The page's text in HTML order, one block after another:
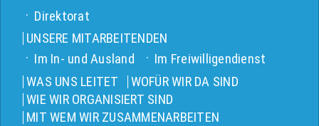
Direktorat
UNSERE MITARBEITENDEN
Im In- und Ausland
Im Freiwilligendienst
WAS UNS LEITET
WOFÜR WIR DA SIND
WIE WIR ORGANISIERT SIND
MIT WEM WIR ZUSAMMENARBEITEN